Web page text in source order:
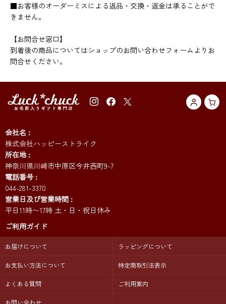
■お客様のオーダーミスによる返品・交換・返金は承ることがで
きません。
【お問合せ窓口】
到着後の商品についてはショップのお問い合わせフォームよりお
問合せください。
会社名
株式会社ハッピーストライク
所在地
神奈川県川崎市中原区今井西町9-7
電話番号
044-281-3370
営業日及び営業時間
平日11時〜17時 土・日・祝日休み
ご利用ガイド
お届けについて ラッピングについて
お支払い方法について 特定商取引法表示
よくある質問 ご利用案内
お問い合わせ